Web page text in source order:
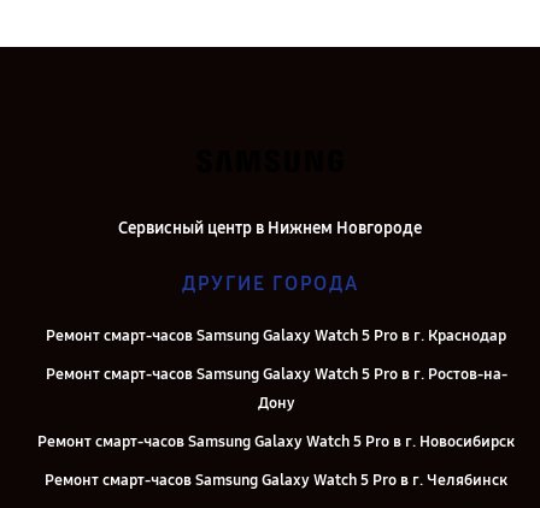
Сервисный центр в Нижнем Новгороде
ДРУГИЕ ГОРОДА
Ремонт смарт-часов Samsung Galaxy Watch 5 Pro в г. Краснодар
Ремонт смарт-часов Samsung Galaxy Watch 5 Pro в г. Ростов-на-
Дону
Ремонт смарт-часов Samsung Galaxy Watch 5 Pro в г. Новосибирск
Ремонт смарт-часов Samsung Galaxy Watch 5 Pro в г. Челябинск